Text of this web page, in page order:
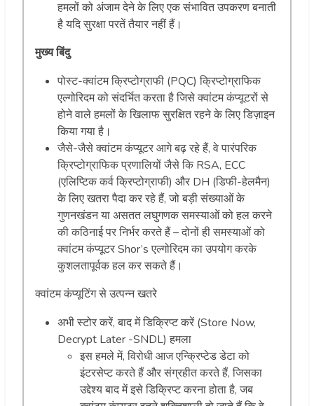
हमलों को अंजाम देने के लिए एक संभावित उपकरण बनाती
है यदि सुरक्षा परतें तैयार नहीं हैं।
मुख्य बिंदु
पोस्ट-क्वांटम क्रिप्टोग्राफी (PQC) क्रिप्टोग्राफिक
एल्गोरिदम को संदर्भित करता है जिसे क्वांटम कंप्यूटरों से
होने वाले हमलों के खिलाफ सुरक्षित रहने के लिए डिज़ाइन
किया गया है।
जैसे-जैसे क्वांटम कंप्यूटर आगे बढ़ रहे हैं, वे पारंपरिक
क्रिप्टोग्राफिक प्रणालियों जैसे कि RSA, ECC
(एलिप्टिक कर्व क्रिप्टोग्राफी) और DH (डिफी-हेलमैन)
के लिए खतरा पैदा कर रहे हैं, जो बड़ी संख्याओं के
गुणनखंडन या असतत लघुगणक समस्याओं को हल करने
की कठिनाई पर निर्भर करते हैं – दोनों ही समस्याओं को
क्वांटम कंप्यूटर Shor’s एल्गोरिदम का उपयोग करके
कुशलतापूर्वक हल कर सकते हैं।
क्वांटम कंप्यूटिंग से उत्पन्न खतरे
अभी स्टोर करें, बाद में डिक्रिप्ट करें (Store Now,
Decrypt Later -SNDL) हमला
इस हमले में, विरोधी आज एन्क्रिप्टेड डेटा को
इंटरसेप्ट करते हैं और संग्रहीत करते हैं, जिसका
उद्देश्य बाद में इसे डिक्रिप्ट करना होता है, जब